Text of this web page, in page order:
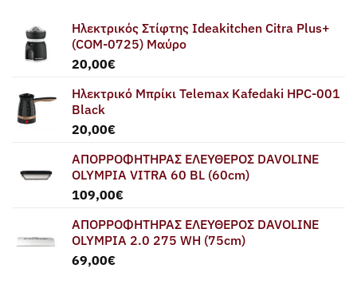
Ηλεκτρικός Στίφτης Ideakitchen Citra Plus+
(COM-0725) Μαύρο
20,00€
Ηλεκτρικό Μπρίκι Telemax Kafedaki HPC-001
Black
20,00€
ΑΠΟΡΡΟΦΗΤΗΡΑΣ ΕΛΕΥΘΕΡΟΣ DAVOLINE
OLYMPIA VITRA 60 BL (60cm)
109,00€
ΑΠΟΡΡΟΦΗΤΗΡΑΣ ΕΛΕΥΘΕΡΟΣ DAVOLINE
OLYMPIA 2.0 275 WH (75cm)
69,00€